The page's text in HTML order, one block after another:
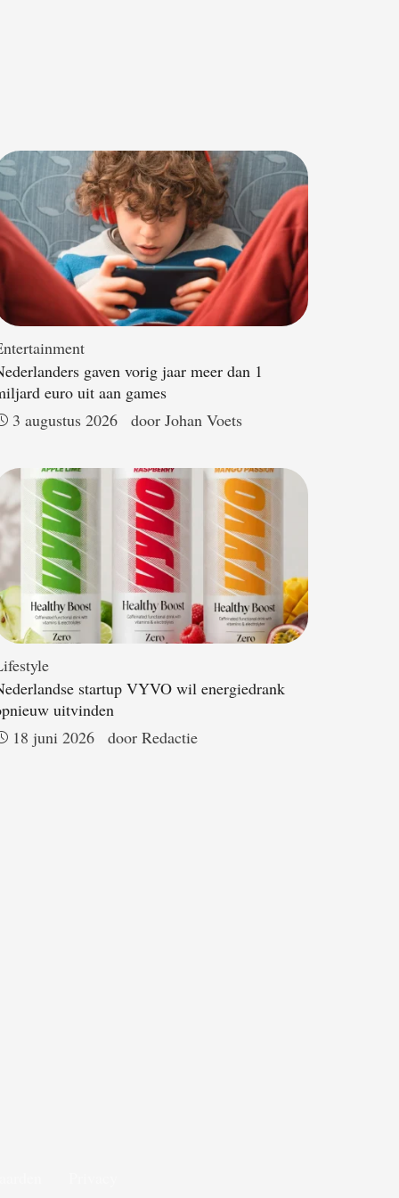
gaven vorig jaar meer dan 1
euro uit aan games
3 augustus 2026
door Johan Voets
startup VYVO wil energiedrank
uitvinden
18 juni 2026
door Redactie